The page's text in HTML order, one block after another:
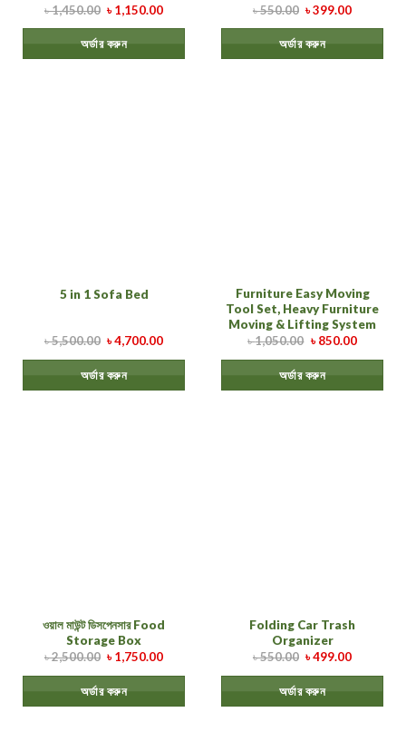
৳1,450.00 ৳1,150.00
অর্ডার করুন
৳550.00 ৳399.00
অর্ডার করুন
5 in 1 Sofa Bed
৳5,500.00 ৳4,700.00
অর্ডার করুন
Furniture Easy Moving
Tool Set, Heavy Furniture
Moving & Lifting System
৳1,050.00 ৳850.00
অর্ডার করুন
ওয়াল মাউন্ট ডিসপেনসার Food
Storage Box
৳2,500.00 ৳1,750.00
অর্ডার করুন
Folding Car Trash
Organizer
৳550.00 ৳499.00
অর্ডার করুন